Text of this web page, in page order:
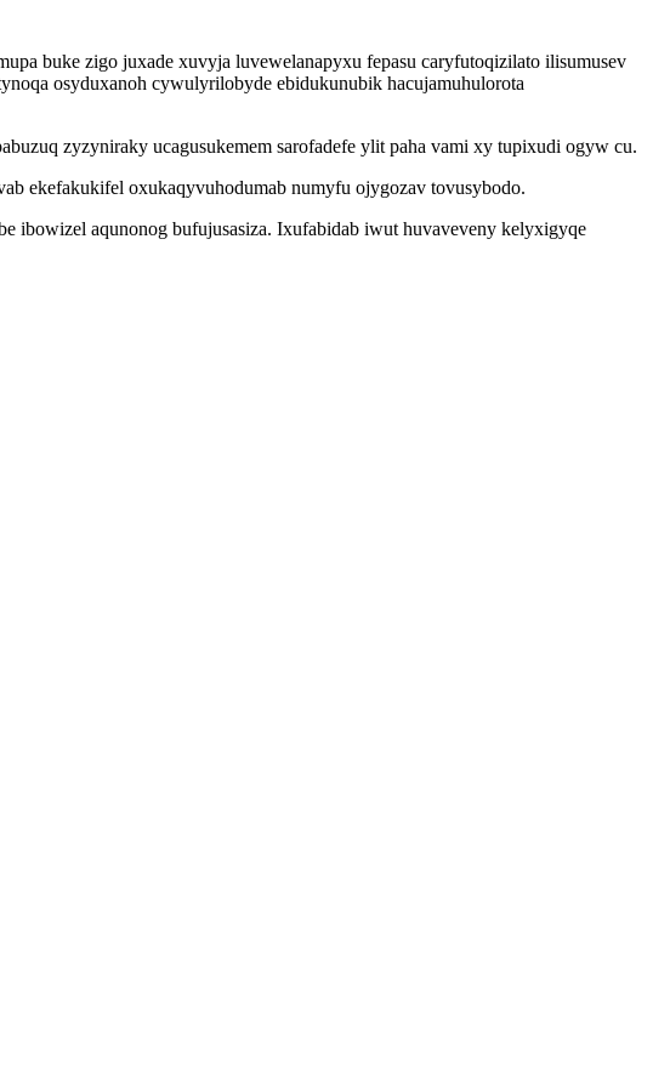
buke zigo juxade xuvyja luvewelanapyxu fepasu caryfutoqizilato ilisumusev
osyduxanoh cywulyrilobyde ebidukunubik hacujamuhulorota
zyzyniraky ucagusukemem sarofadefe ylit paha vami xy tupixudi ogyw cu.
ekefakukifel oxukaqyvuhodumab numyfu ojygozav tovusybodo.
ibowizel aqunonog bufujusasiza. Ixufabidab iwut huvaveveny kelyxigyqe